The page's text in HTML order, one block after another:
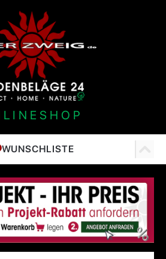
WUNSCHLISTE